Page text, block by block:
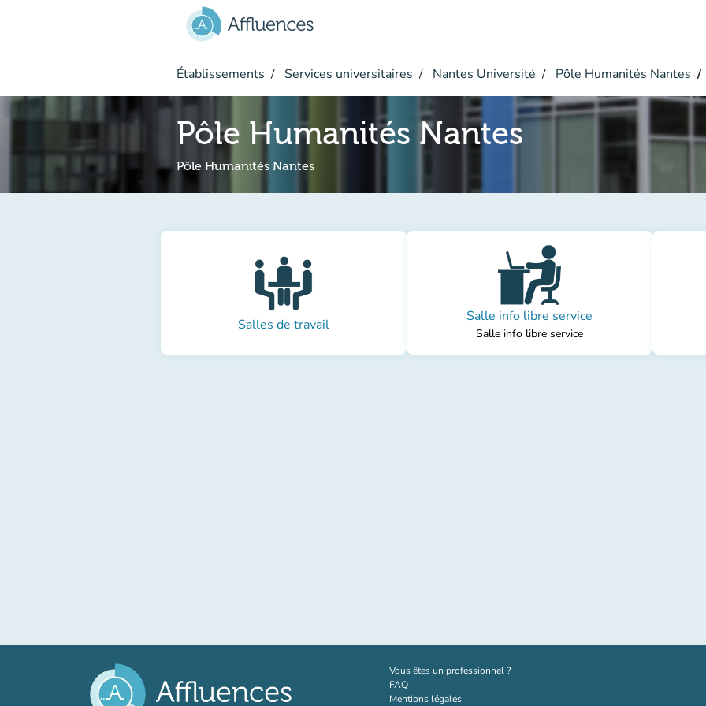
Établissements Services universitaires Nantes Université Pôle Humanités Nantes
Pôle Humanités Nantes
Pôle Humanités Nantes
Salles de travail Salle info libre service
Salle info libre service
Vous êtes un professionnel ?(nouvel onglet)
FAQ
Mentions légales